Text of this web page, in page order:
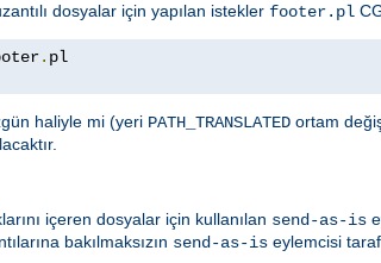
dosyalar için yapılan istekler footer.pl
.
haliyle mi (yeri PATH_TRANSLATED ortam
içeren dosyalar için kullanılan send-as-is
bakılmaksızın send-as-is eylemcisi